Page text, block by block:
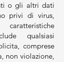
o gli altri dati
privi di virus,
qualsiasi
comprese
non violazione,